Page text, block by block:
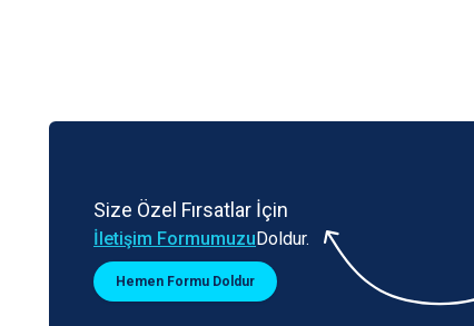
Size Özel Fırsatlar İçin
İletişim FormumuzuDoldur.
Hemen Formu Doldur